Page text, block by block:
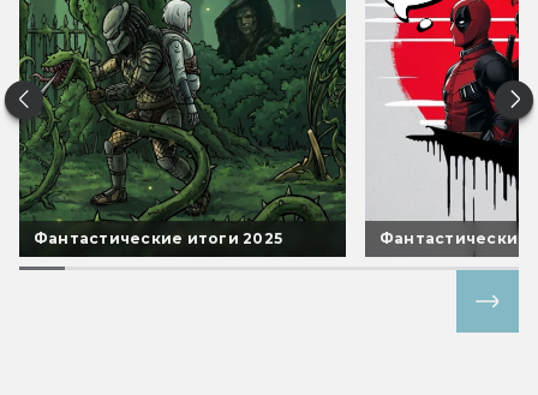
Фантастические итоги 2025 Фантастические